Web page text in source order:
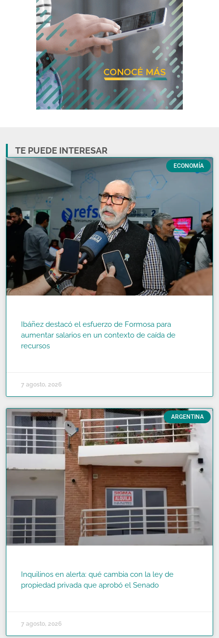
TE PUEDE INTERESAR
ECONOMÍA
Ibáñez destacó el esfuerzo de Formosa para
aumentar salarios en un contexto de caída de
recursos
7 agosto, 2026
ARGENTINA
Inquilinos en alerta: qué cambia con la ley de
propiedad privada que aprobó el Senado
7 agosto, 2026